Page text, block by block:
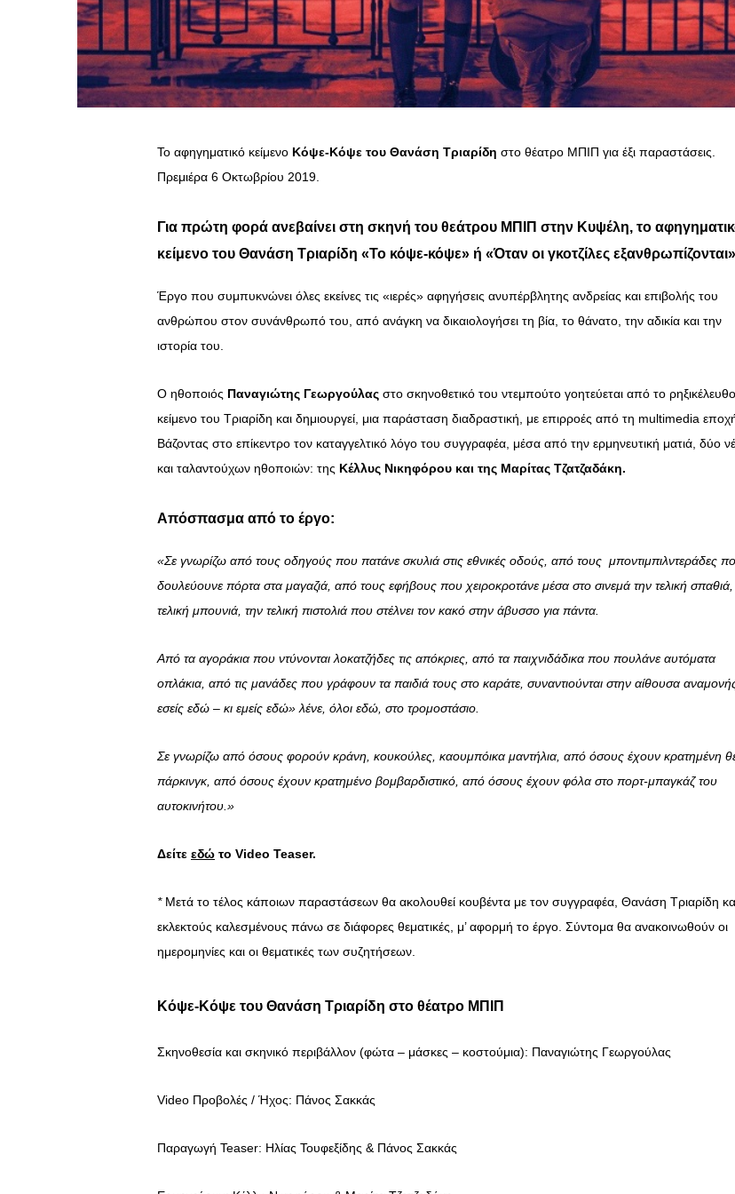
Το αφηγηματικό κείμενο Κόψε-Κόψε του Θανάση Τριαρίδη στο θέατρο ΜΠΙΠ για έξι παραστάσεις.
Πρεμιέρα 6 Οκτωβρίου 2019.
Για πρώτη φορά ανεβαίνει στη σκηνή του θεάτρου ΜΠΙΠ στην Κυψέλη, το
κείμενο του Θανάση Τριαρίδη «Το κόψε-κόψε» ή «Όταν οι γκοτζίλες
Έργο που συμπυκνώνει όλες εκείνες τις «ιερές» αφηγήσεις ανυπέρβλητης ανδρείας και επιβολής του
ανθρώπου στον συνάνθρωπό του, από ανάγκη να δικαιολογήσει τη βία, το θάνατο, την αδικία και την
ιστορία του.
Ο ηθοποιός Παναγιώτης Γεωργούλας στο σκηνοθετικό του ντεμπούτο γοητεύεται από το ρηξικέλευθο
κείμενο του Τριαρίδη και δημιουργεί, μια παράσταση διαδραστική, με επιρροές από τη multimedia
Βάζοντας στο επίκεντρο τον καταγγελτικό λόγο του συγγραφέα, μέσα από την ερμηνευτική ματιά, δύο
και ταλαντούχων ηθοποιών: της Κέλλυς Νικηφόρου και της Μαρίτας Τζατζαδάκη.
Απόσπασμα από το έργο:
«Σε γνωρίζω από τους οδηγούς που πατάνε σκυλιά στις εθνικές οδούς, από τους μποντιμπιλντεράδες
δουλεύουνε πόρτα στα μαγαζιά, από τους εφήβους που χειροκροτάνε μέσα στο σινεμά την τελική σπαθιά,
τελική μπουνιά, την τελική πιστολιά που στέλνει τον κακό στην άβυσσο για πάντα.
Από τα αγοράκια που ντύνονται λοκατζήδες τις απόκριες, από τα παιχνιδάδικα που πουλάνε αυτόματα
οπλάκια, από τις μανάδες που γράφουν τα παιδιά τους στο καράτε, συναντιούνται στην αίθουσα
εσείς εδώ – κι εμείς εδώ» λένε, όλοι εδώ, στο τρομοστάσιο.
Σε γνωρίζω από όσους φορούν κράνη, κουκούλες, καουμπόικα μαντήλια, από όσους έχουν κρατημένη
πάρκινγκ, από όσους έχουν κρατημένο βομβαρδιστικό, από όσους έχουν φόλα στο πορτ-μπαγκάζ του
αυτοκινήτου.»
Δείτε εδώ το Video Teaser.
* Μετά το τέλος κάποιων παραστάσεων θα ακολουθεί κουβέντα με τον συγγραφέα, Θανάση Τριαρίδη
εκλεκτούς καλεσμένους πάνω σε διάφορες θεματικές, μ’ αφορμή το έργο. Σύντομα θα ανακοινωθούν οι
ημερομηνίες και οι θεματικές των συζητήσεων.
Κόψε-Κόψε του Θανάση Τριαρίδη στο θέατρο ΜΠΙΠ
Σκηνοθεσία και σκηνικό περιβάλλον (φώτα – μάσκες – κοστούμια): Παναγιώτης Γεωργούλας
Video Προβολές / Ήχος: Πάνος Σακκάς
Παραγωγή Teaser: Ηλίας Τουφεξίδης & Πάνος Σακκάς